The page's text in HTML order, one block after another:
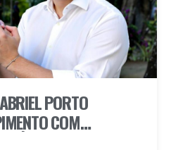
PORTO
COM
ARRAES AO